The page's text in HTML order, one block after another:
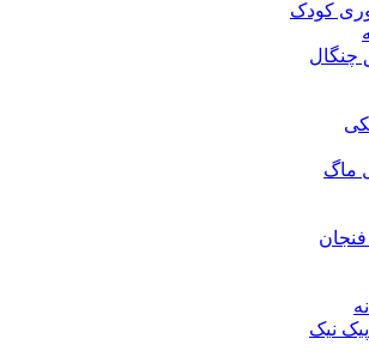
کودک
ماگ
نیک